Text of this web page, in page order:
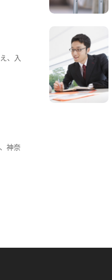
、入
神奈